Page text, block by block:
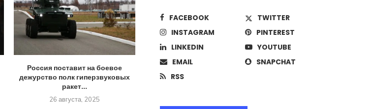
Россия поставит на боевое
дежурство полк гиперзвуковых
ракет...
26 августа, 2025
Стало известно о разработке в
России РСЗО для...
FACEBOOK
TWITTER
INSTAGRAM
PINTEREST
LINKEDIN
YOUTUBE
EMAIL
SNAPCHAT
RSS